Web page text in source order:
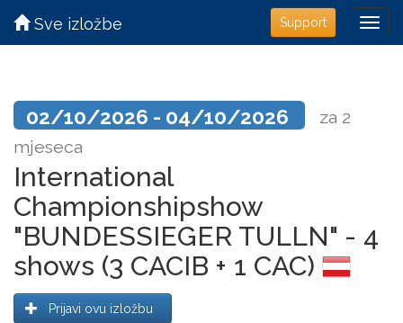
Support
Sve izložbe
02/10/2026 - 04/10/2026
za 2
mjeseca
International
Championshipshow
"BUNDESSIEGER TULLN" - 4
shows (3 CACIB + 1 CAC)
Prijavi ovu izložbu